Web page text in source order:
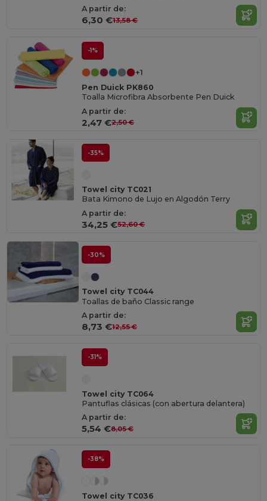
A partir de:
6,30 €13,58 €
-1%
+1
Pen Duick PK860
Toalla Microfibra Absorbente Pen Duick
A partir de:
2,47 €2,50 €
-35%
Towel city TC021
Bata Kimono de Lujo en Algodón Terry
A partir de:
34,25 €52,60 €
-30%
Towel city TC044
Toallas de baño Classic range
A partir de:
8,73 €12,55 €
-31%
Towel city TC064
Pantuflas clásicas (con abertura delantera)
A partir de:
5,54 €8,05 €
-38%
Towel city TC036